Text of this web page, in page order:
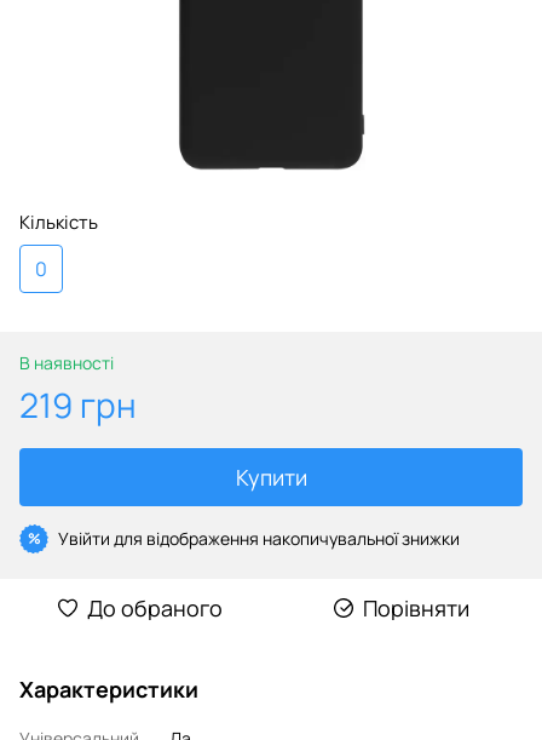
Кількість
0
В наявності
219 грн
Купити
% Увійти для відображення накопичувальної знижки
До обраного Порівняти
Характеристики